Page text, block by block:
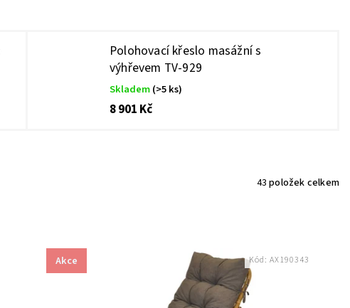
Polohovací křeslo masážní s
výhřevem TV-929
Skladem(>5 ks)
8 901 Kč
43 položek celkem
Akce Kód: AX190343